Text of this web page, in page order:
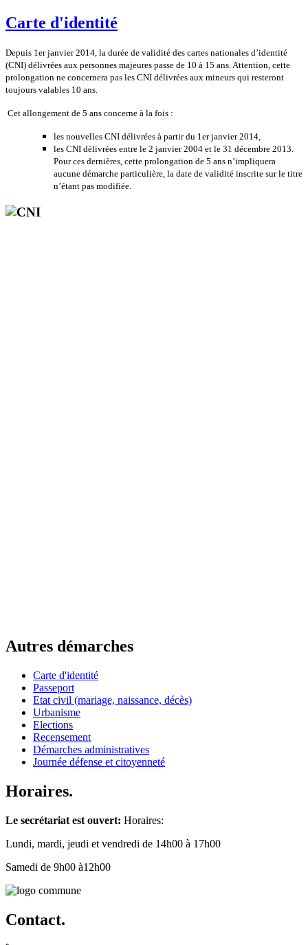
Carte d'identité
Depuis 1er janvier 2014, la durée de validité des cartes nationales d’identité
(CNI) délivrées aux personnes majeures passe de 10 à 15 ans. Attention, cette
prolongation ne concernera pas les CNI délivrées aux mineurs qui resteront
toujours valables 10 ans.
Cet allongement de 5 ans concerne à la fois :
les nouvelles CNI délivrées à partir du 1er janvier 2014,
les CNI délivrées entre le 2 janvier 2004 et le 31 décembre 2013.
Pour ces dernières, cette prolongation de 5 ans n’impliquera
aucune démarche particulière, la date de validité inscrite sur le titre
n’étant pas modifiée.
Autres démarches
Carte d'identité
Passeport
Etat civil (mariage, naissance, décès)
Urbanisme
Elections
Recensement
Démarches administratives
Journée défense et citoyenneté
Horaires.
Le secrétariat est ouvert: Horaires:
Lundi, mardi, jeudi et vendredi de 14h00 à 17h00
Samedi de 9h00 à12h00
Contact.